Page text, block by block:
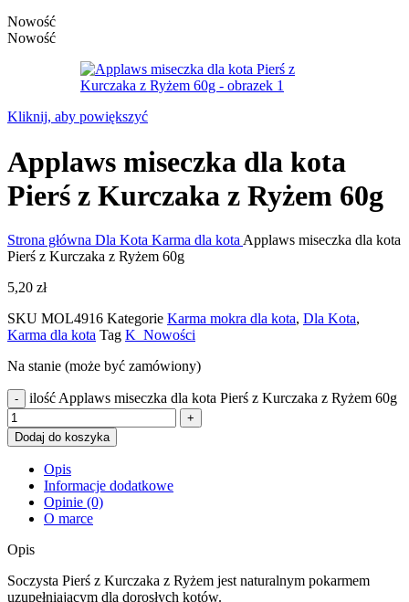
Nowość
Nowość
Kliknij, aby powiększyć
Applaws miseczka dla kota
Pierś z Kurczaka z Ryżem 60g
Strona główna Dla Kota Karma dla kota Applaws miseczka dla kota
Pierś z Kurczaka z Ryżem 60g
5,20 zł
SKU MOL4916 Kategorie Karma mokra dla kota, Dla Kota,
Karma dla kota Tag K_Nowości
Na stanie (może być zamówiony)
ilość Applaws miseczka dla kota Pierś z Kurczaka z Ryżem 60g
Dodaj do koszyka
Opis
Informacje dodatkowe
Opinie (0)
O marce
Opis
Soczysta Pierś z Kurczaka z Ryżem jest naturalnym pokarmem
uzupełniającym dla dorosłych kotów.